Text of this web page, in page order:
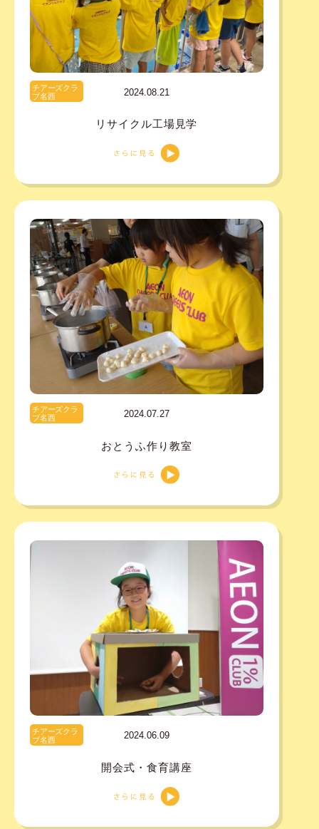
チアーズクラ
ブ名西
2024.08.21
リサイクル工場見学
チアーズクラ
ブ名西
2024.07.27
おとうふ作り教室
チアーズクラ
ブ名西
2024.06.09
開会式・食育講座